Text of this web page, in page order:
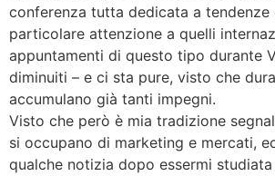
conferenza tutta dedicata a tendenze
particolare attenzione a quelli
appuntamenti di questo tipo durante
diminuiti – e ci sta pure, visto che
accumulano già tanti impegni.
Visto che però è mia tradizione
si occupano di marketing e mercati,
qualche notizia dopo essermi